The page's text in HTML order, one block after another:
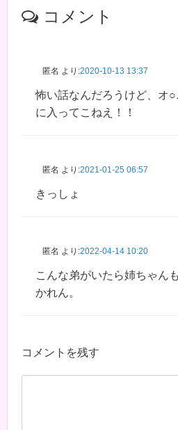
コメント
匿名 より:2020-10-13 13:37
怖い話なんだろうけど、オ
に入ってこねえ！！
匿名 より:2021-01-25 06:57
きっしょ
匿名 より:2022-04-14 10:20
こんな弟がいたら姉ちゃん
かれん。
コメントを残す